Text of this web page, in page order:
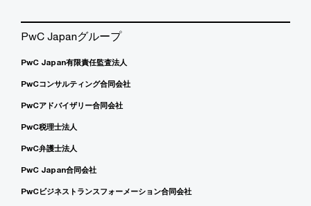
PwC Japanグループ
PwC Japan有限責任監査法人
PwCコンサルティング合同会社
PwCアドバイザリー合同会社
PwC税理士法人
PwC弁護士法人
PwC Japan合同会社
PwCビジネストランスフォーメーション合同会社